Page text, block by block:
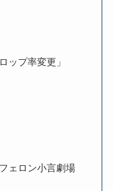
ップ率変更」
ェロン小言劇場